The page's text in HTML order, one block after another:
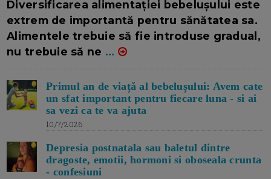
Diversificarea alimentației bebelușului este
extrem de importantă pentru sănătatea sa.
Alimentele trebuie să fie introduse gradual,
nu trebuie să ne ...
Primul an de viață al bebelușului: Avem cate
un sfat important pentru fiecare luna - si ai
sa vezi ca te va ajuta
10/7/2026
Depresia postnatala sau baletul dintre
dragoste, emotii, hormoni si oboseala crunta
- confesiuni